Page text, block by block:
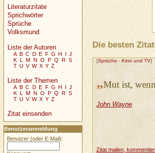
Die besten
[Sprüche - Kino und TV]
„Mut ist,
John Wayne
Zitat mailen,
Literaturzitate
Sprichwörter
Sprüche
Volksmund
Liste der Autoren
A B C D E F G H I J
K L M N O P Q R S
T U V W X Y Z
Liste der Themen
A B C D E F G H I J
K L M N O P Q R S
T U V W X Y Z
Zitat einsenden
Benutzeranmeldung
Benutzer (oder E-Mail):